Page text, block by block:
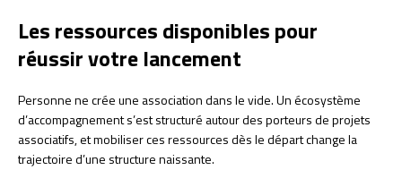
Les ressources disponibles pour
réussir votre lancement
Personne ne crée une association dans le vide. Un écosystème
d’accompagnement s’est structuré autour des porteurs de projets
associatifs, et mobiliser ces ressources dès le départ change la
trajectoire d’une structure naissante.